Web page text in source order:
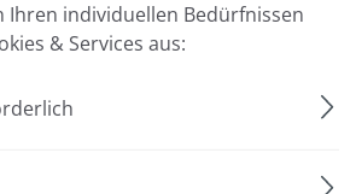
Thread"
Tri-Coded, Zahlencode
Ihren individuellen Bedürfnissen
& Services aus: